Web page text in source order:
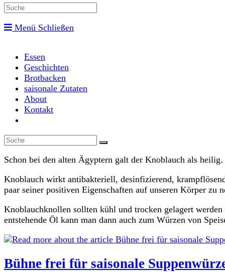
website
Menü Schließen
Essen
Geschichten
Brotbacken
saisonale Zutaten
About
Kontakt
search
Schon bei den alten Ägyptern galt der Knoblauch als
Knoblauch wirkt antibakteriell, desinfizierend,
paar seiner positiven Eigenschaften auf unseren Körper zu
Knoblauchknollen sollten kühl und trocken gelagert
entstehende Öl kann man dann auch zum Würzen von
Bühne frei für saisonale